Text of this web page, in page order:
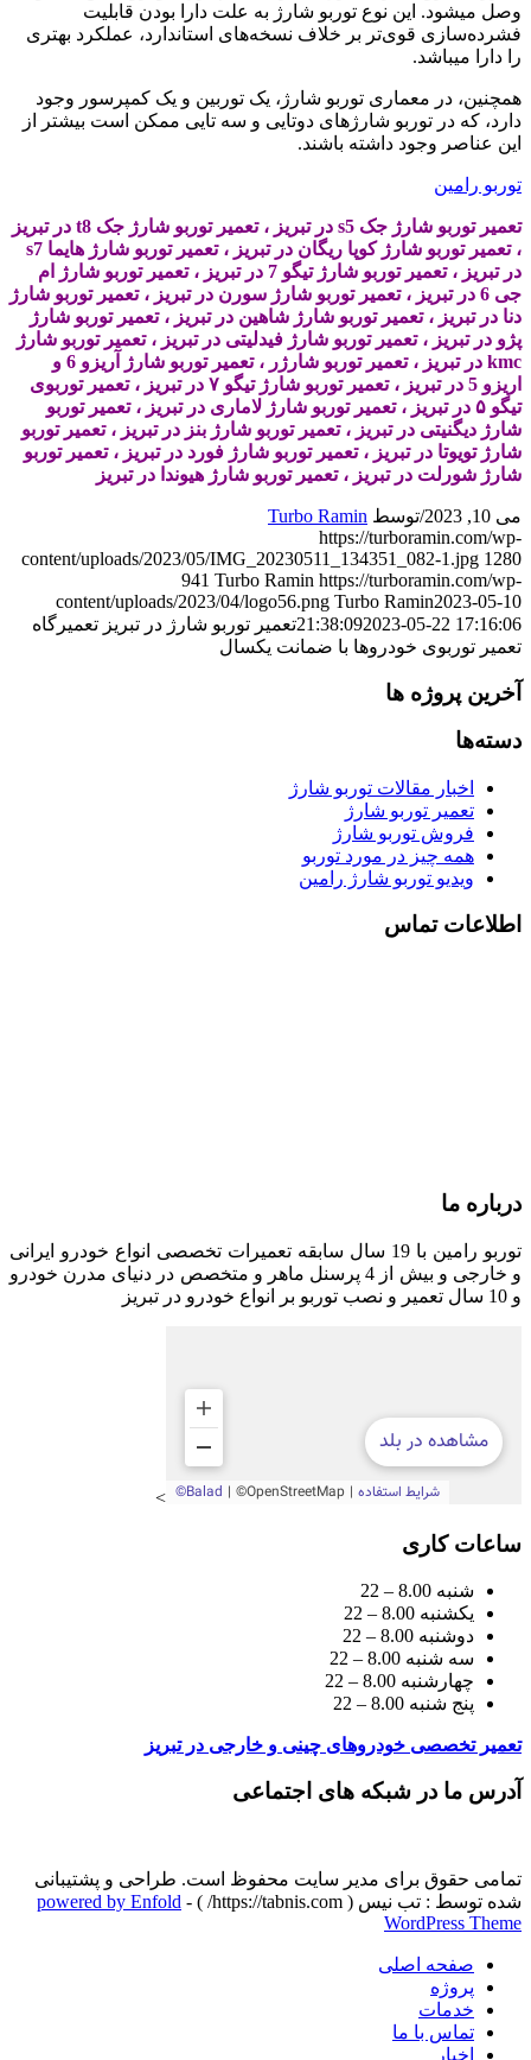
وصل میشود. این نوع توربو شارژ به علت دارا بودن قابلیت
فشرده‌سازی قوی‌تر بر خلاف نسخه‌های استاندارد، عملکرد بهتری
را دارا میباشد.
همچنین، در معماری توربو شارژ، یک توربین و یک کمپرسور وجود
دارد، که در توربو شارژ‌های دوتایی و سه تایی ممکن است بیشتر از
این عناصر وجود داشته باشند.
توربو رامین
تعمیر توربو شارژ جک s5 در تبریز ،
تعمیر توربو شارژ جک t8 در تبریز
،تعمیر توربو شارژ کوپا ریگان در تبریز ،
تعمیر توربو شارژ هایما s7
در تبریز ،تعمیر توربو شارژ تیگو 7 در تبریز ،
تعمیر توربو شارژ ام
جی 6 در تبریز ،
تعمیر توربو شارژ سورن در تبریز ،تعمیر توربو شارژ
دنا در تبریز ،تعمیر توربو شارژ شاهین در تبریز ،تعمیر توربو شارژ
پژو در تبریز ، تعمیر توربو شارژ فیدلیتی در تبریز ، تعمیر توربو شارژ
kmc در تبریز ، تعمیر توربو شارژر ،
تعمیر توربو شارژ آریزو 6 و
اریزو 5 در تبریز ، تعمیر توربو شارژ تیگو ۷ در تبریز ، تعمیر توربوی
تیگو ۵ در تبریز ،
تعمیر توربو شارژ لاماری در تبریز ،تعمیر توربو
شارژ دیگنیتی در تبریز ، تعمیر توربو شارژ بنز در تبریز ، تعمیر توربو
شارژ تویوتا در تبریز ، تعمیر توربو شارژ فورد در تبریز ، تعمیر توربو
شارژ شورلت در تبریز ، تعمیر توربو شارژ هیوندا در تبریز
می 10, 2023 /توسط Turbo Ramin
https://turboramin.com/wp-
content/uploads/2023/05/IMG_20230511_134351_082-1.jpg 1280
941 Turbo Ramin https://turboramin.com/wp-
content/uploads/2023/04/logo56.png Turbo Ramin2023-05-10
21:38:092023-05-22 17:16:06
تعمیر توربو شارژ در تبریز تعمیرگاه
تعمیر توربوی خودروها با ضمانت یکسال
آخرین پروژه ها
دسته‌ها
اخبار مقالات توربو شارژ
تعمیر توربو شارژ
فروش توربو شارژ
همه چیز در مورد توربو
ویدیو توربو شارژ رامین
اطلاعات تماس
درباره ما
توربو رامین با 19 سال سابقه تعمیرات تخصصی انواع خودرو ایرانی
و خارجی و بیش از 4 پرسنل ماهر و متخصص در دنیای مدرن خودرو
و 10 سال تعمیر و نصب توربو بر انواع خودرو در تبریز
>
ساعات کاری
شنبه 8.00 – 22
یکشنبه 8.00 – 22
دوشنبه 8.00 – 22
سه شنبه 8.00 – 22
چهارشنبه 8.00 – 22
پنج شنبه 8.00 – 22
تعمیر تخصصی خودروهای چینی و خارجی در تبریز
آدرس ما در شبکه های اجتماعی
تمامی حقوق برای مدیر سایت محفوظ است. طراحی و پشتیبانی
شده توسط : تب نیس ( https://tabnis.com/ ) -
powered by Enfold
WordPress Theme
صفحه اصلی
پروژه
خدمات
تماس با ما
اخبار